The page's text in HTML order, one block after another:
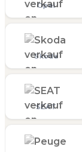
Opel
Skoda
SEAT